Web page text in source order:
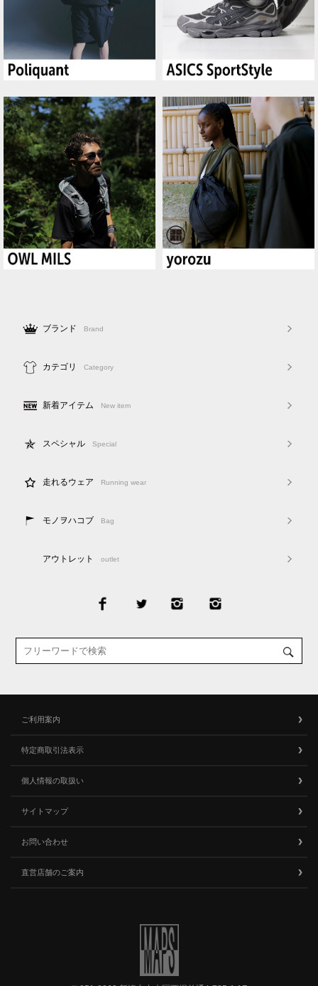
ブランド Brand
カテゴリ Category
新着アイテム New item
スペシャル Special
走れるウェア Running wear
モノヲハコブ Bag
アウトレット outlet
ご利用案内
特定商取引法表示
個人情報の取扱い
サイトマップ
お問い合わせ
直営店舗のご案内